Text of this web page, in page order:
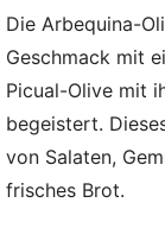
Die Arbequina-
Geschmack mit
Picual-Olive mit
begeistert.
von Salaten,
frisches Brot.